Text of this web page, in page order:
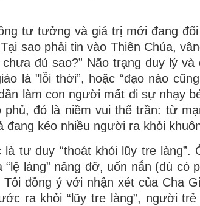
tư tưởng và giá trị mới đang
sao phải tin vào Thiên Chúa,
đủ sao?” Não trạng duy lý
là "lỗi thời”, hoặc “đạo nào
làm con người mất đi sự nhạy
phủ, đó là niềm vui thế trần: từ
đang kéo nhiều người ra khỏi
tư duy “thoát khỏi lũy tre
làng” nâng đỡ, uốn nắn (dù có
đồng ý với nhận xét của Cha
ra khỏi “lũy tre làng”, người